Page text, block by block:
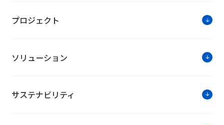
プロジェクト
ソリューション
サステナビリティ